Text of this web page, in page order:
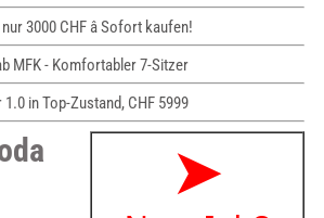
3000 CHF â Sofort kaufen!
MFK - Komfortabler 7-Sitzer
in Top-Zustand, CHF 5999